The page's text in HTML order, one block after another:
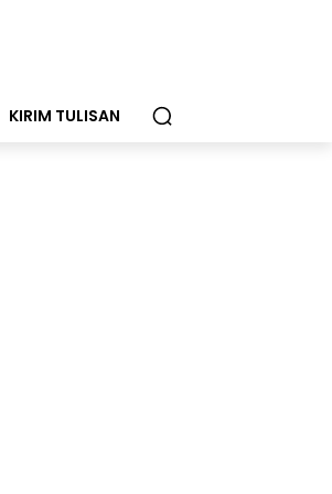
KIRIM TULISAN